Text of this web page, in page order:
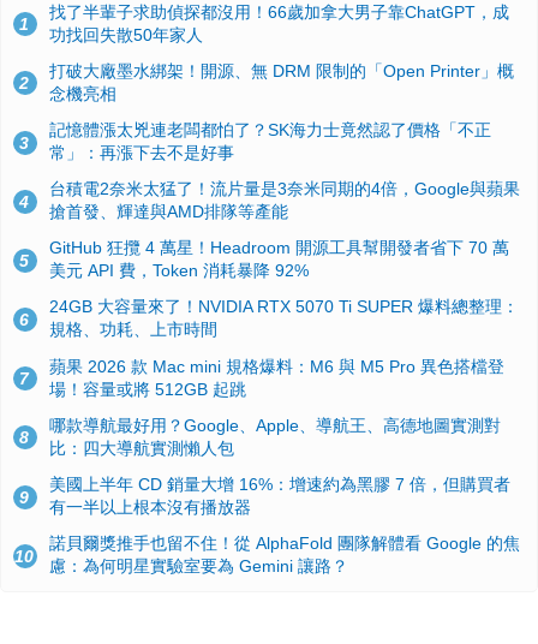
1
找了半輩子求助偵探都沒用！66歲加拿大男子靠ChatGPT，成
功找回失散50年家人
2
打破大廠墨水綁架！開源、無 DRM 限制的「Open Printer」概
念機亮相
3
記憶體漲太兇連老闆都怕了？SK海力士竟然認了價格「不正
常」：再漲下去不是好事
4
台積電2奈米太猛了！流片量是3奈米同期的4倍，Google與蘋果
搶首發、輝達與AMD排隊等產能
5
GitHub 狂攬 4 萬星！Headroom 開源工具幫開發者省下 70 萬
美元 API 費，Token 消耗暴降 92%
6
24GB 大容量來了！NVIDIA RTX 5070 Ti SUPER 爆料總整理：
規格、功耗、上市時間
7
蘋果 2026 款 Mac mini 規格爆料：M6 與 M5 Pro 異色搭檔登
場！容量或將 512GB 起跳
8
哪款導航最好用？Google、Apple、導航王、高德地圖實測對
比：四大導航實測懶人包
9
美國上半年 CD 銷量大增 16%：增速約為黑膠 7 倍，但購買者
有一半以上根本沒有播放器
10
諾貝爾獎推手也留不住！從 AlphaFold 團隊解體看 Google 的焦
慮：為何明星實驗室要為 Gemini 讓路？